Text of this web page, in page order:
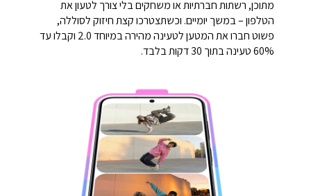
מתוכן, רשתות חברתיות או משחקים בלי צורך לטעון את
הטלפון – במשך יומיים. וכשתצטרכו קצת חיזוק לסוללה,
פשוט חברו את המטען לטעינה מהירה במיוחד 2.0 וקבלו עד
60% טעינה בתוך 30 דקות בלבד.